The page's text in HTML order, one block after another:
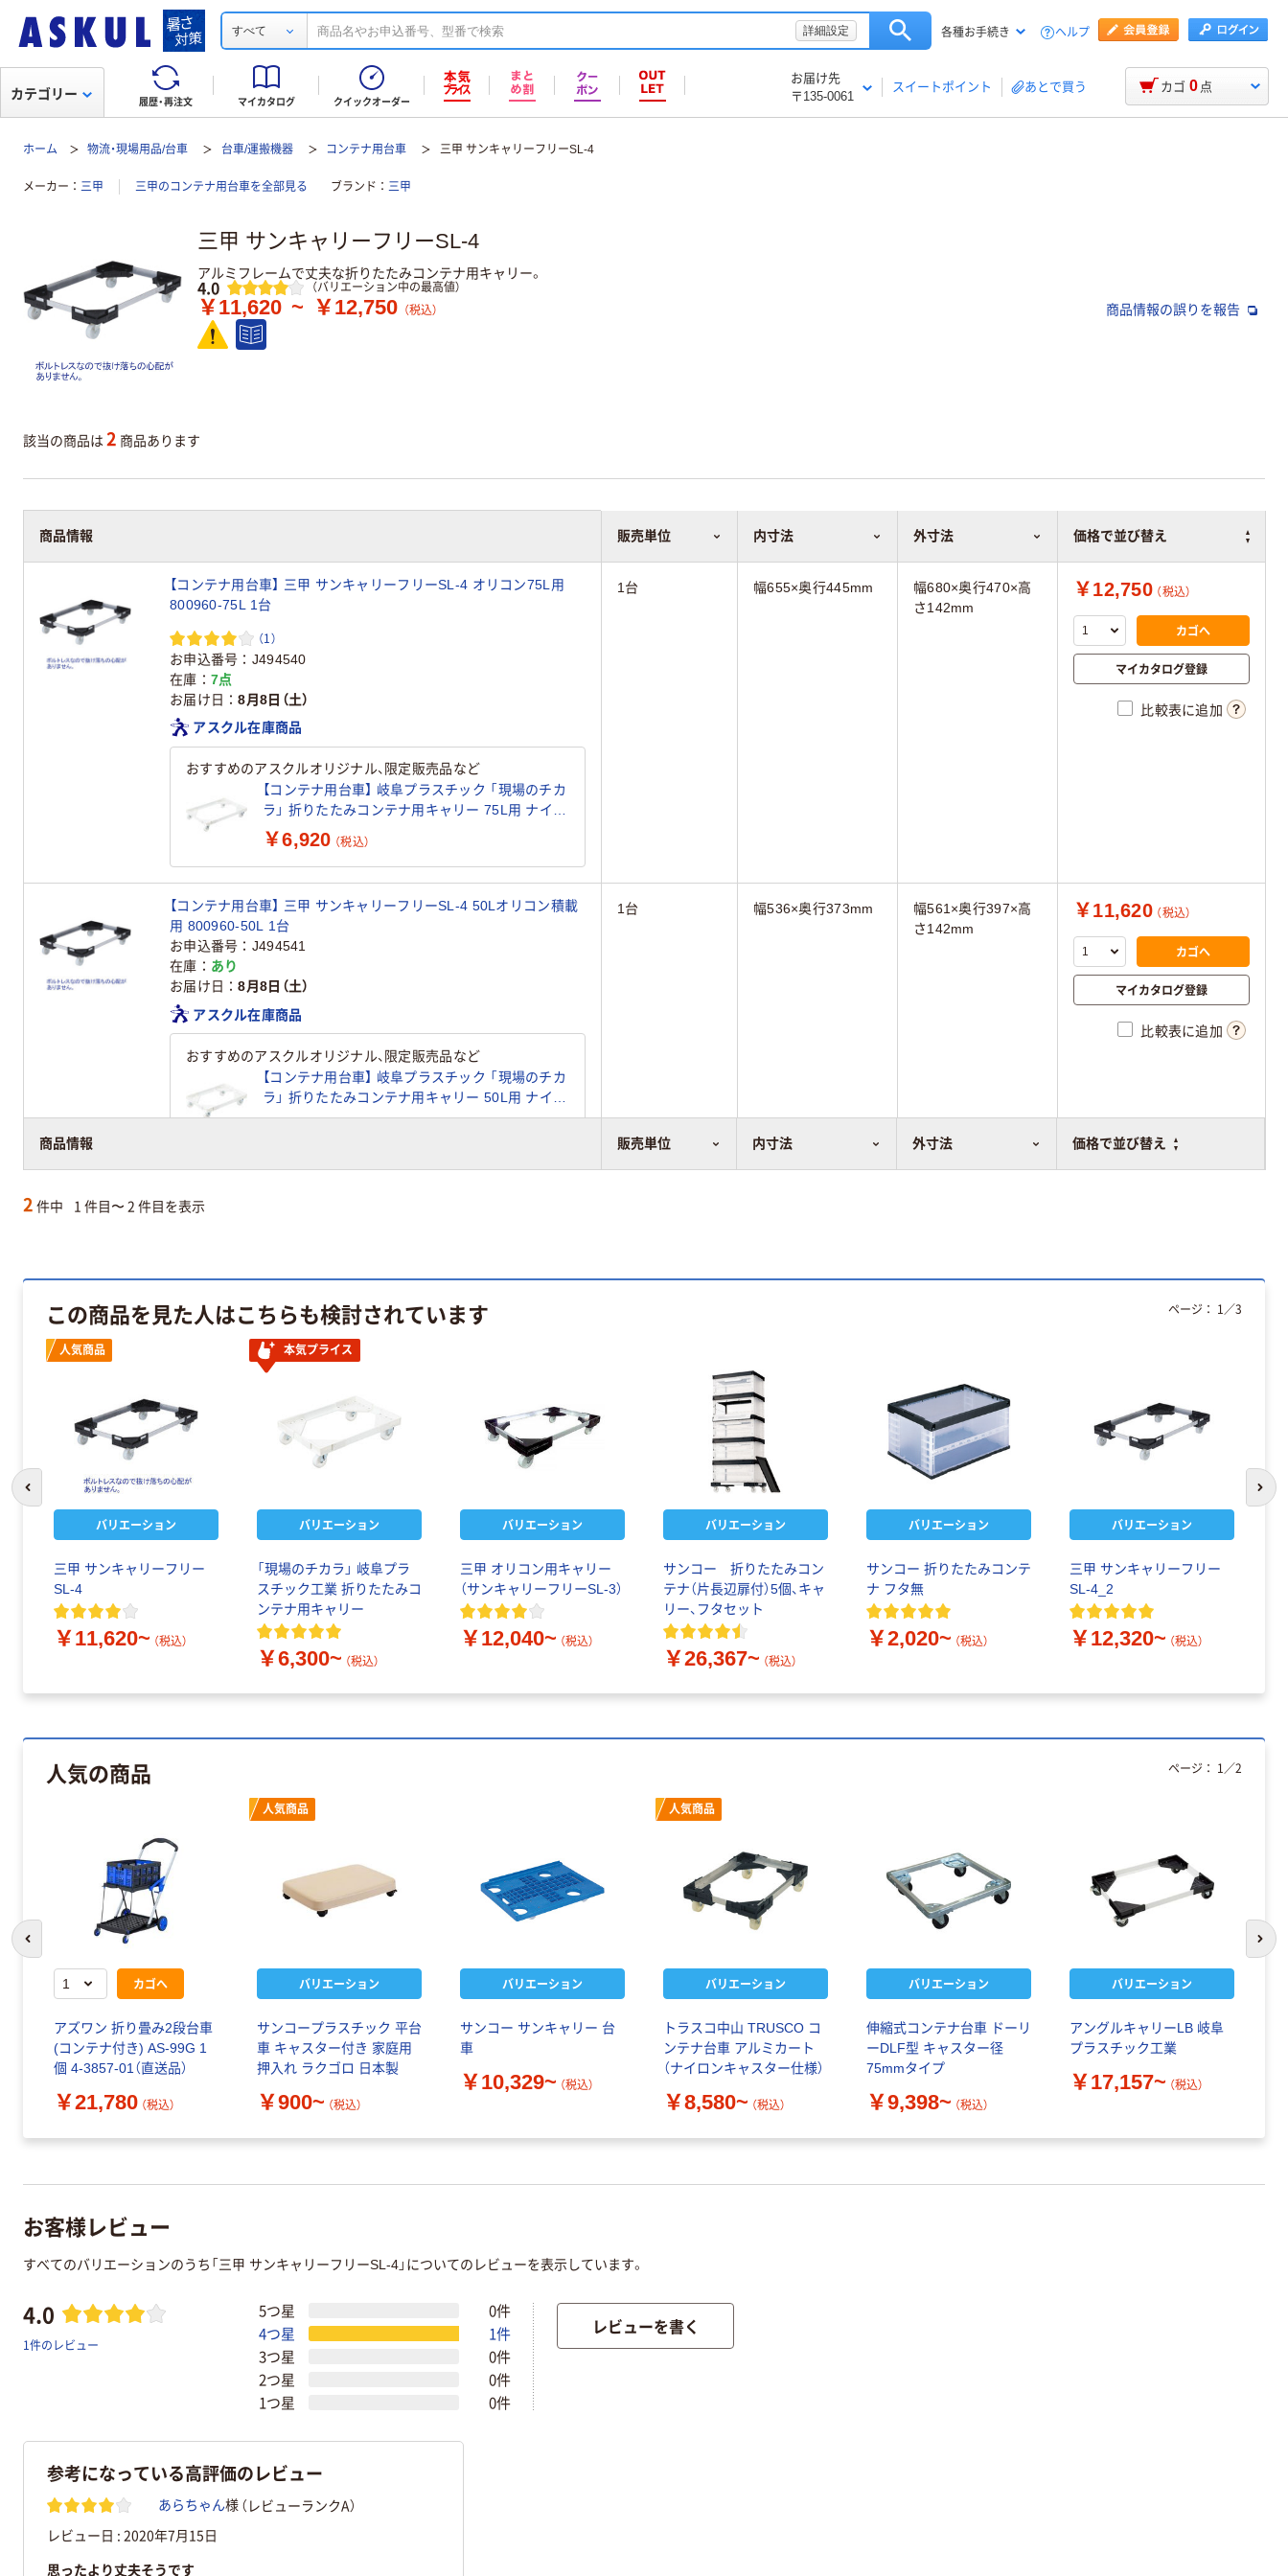
すべて 詳細設定 各種お手続き ヘルプ
履歴・再注文 マイカタログ クイックオーダー
お届け先
〒135-0061
スイートポイント あとで買う
カテゴリー カゴ 0 点
ホーム 物流・現場用品/台車 台車/運搬機器 コンテナ用台車 三甲 サンキャリーフリーSL-4
メーカー 三甲 三甲のコンテナ用台車を全部見る ブランド 三甲
三甲 サンキャリーフリーSL-4
アルミフレームで丈夫な折りたたみコンテナ用キャリー。
レビュー
4.0 （バリエーション中の最高値）
￥11,620 ~ ￥12,750 （税込） 商品情報の誤りを報告
該当の商品は 2 商品あります
商品情報 販売単位 内寸法 外寸法 価格で並び替え
商品情報 販売単位 内寸法 外寸法 価格で並び替え
【コンテナ用台車】 三甲 サンキャリーフリーSL-4 オリコン75L用
800960-75L 1台
（1）
お申込番号
J494540
在庫
7点
お届け日
8月8日（土）
アスクル在庫商品
おすすめのアスクルオリジナル、限定販売品など
【コンテナ用台車】 岐阜プラスチック 「現場のチカ
ラ」 折りたたみコンテナ用キャリー 75L用 ナイロ
￥6,920 （税込）
1台 幅655×奥行445mm
幅680×奥行470×高
さ142mm
￥12,750 （税込）
カゴへ
マイカタログ登録
比較表に追加
【コンテナ用台車】 三甲 サンキャリーフリーSL-4 50Lオリコン積載
用 800960-50L 1台
お申込番号
J494541
在庫
あり
お届け日
8月8日（土）
アスクル在庫商品
おすすめのアスクルオリジナル、限定販売品など
【コンテナ用台車】 岐阜プラスチック 「現場のチカ
ラ」 折りたたみコンテナ用キャリー 50L用 ナイロ
ンキャスター 1台 オリジナル
1台 幅536×奥行373mm
幅561×奥行397×高
さ142mm
￥11,620 （税込）
カゴへ
マイカタログ登録
比較表に追加
2 件中 1 件目〜 2 件目を表示
この商品を見た人はこちらも検討されています
人気商品
バリエーション
三甲 サンキャリーフリー
SL-4
￥11,620~ （税込）
本気プライス
バリエーション
「現場のチカラ」 岐阜プラ
スチック工業 折りたたみコ
ンテナ用キャリー
￥6,300~ （税込）
バリエーション
三甲 オリコン用キャリー
（サンキャリーフリーSL-3）
￥12,040~ （税込）
バリエーション
サンコー 折りたたみコン
テナ（片長辺扉付）5個、キャ
リー、フタセット
￥26,367~ （税込）
バリエーション
サンコー 折りたたみコンテ
ナ フタ無
￥2,020~ （税込）
バリエーション
三甲 サンキャリーフリー
SL-4_2
￥12,320~ （税込）
ページ： 1 ／3
前のスライドへ 次
人気の商品
カゴへ
アズワン 折り畳み2段台車
(コンテナ付き) AS-99G 1
個 4-3857-01（直送品）
￥21,780 （税込）
人気商品
バリエーション
サンコープラスチック 平台
車 キャスター付き 家庭用
押入れ ラクゴロ 日本製
￥900~ （税込）
バリエーション
サンコー サンキャリー 台
車
￥10,329~ （税込）
人気商品
バリエーション
トラスコ中山 TRUSCO コ
ンテナ台車 アルミカート
（ナイロンキャスター仕様）
￥8,580~ （税込）
バリエーション
伸縮式コンテナ台車 ドーリ
ーDLF型 キャスター径
75mmタイプ
￥9,398~ （税込）
バリエーション
アングルキャリーLB 岐阜
プラスチック工業
￥17,157~ （税込）
ページ： 1 ／2
次
お客様レビュー
すべてのバリエーションのうち「三甲 サンキャリーフリーSL-4」についてのレビューを表示しています。
4.0
1件のレビュー
5つ星
0件
4つ星
1件
3つ星
0件
2つ星
0件
1つ星
0件
レビューを書く
参考になっている高評価のレビュー
あらちゃん様 （レビューランクA）
レビュー日 : 2020年7月15日
思ったより丈夫そうです